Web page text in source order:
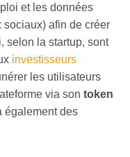
et les données
sociaux) afin de créer
selon la startup, sont
investisseurs
les utilisateurs
via son token
également des